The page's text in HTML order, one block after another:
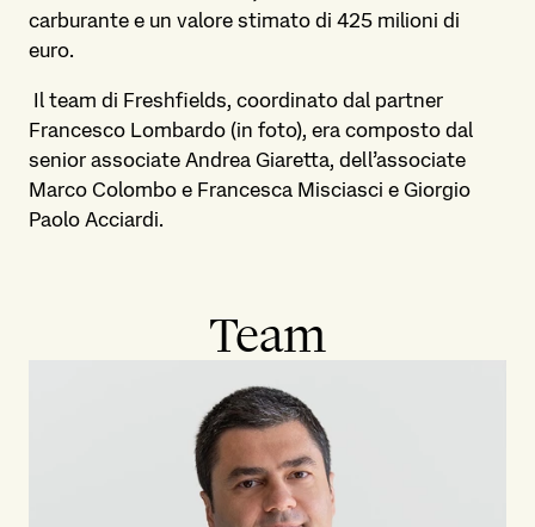
carburante e un valore stimato di 425 milioni di
euro.
Il team di Freshfields, coordinato dal partner
Francesco Lombardo (in foto), era composto dal
senior associate Andrea Giaretta, dell’associate
Marco Colombo e Francesca Misciasci e Giorgio
Paolo Acciardi.
Team